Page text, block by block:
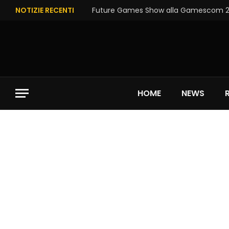
NOTIZIE RECENTI Future Games Show alla Gamescom
HOME NEWS
Future Games Show alla Gamescom